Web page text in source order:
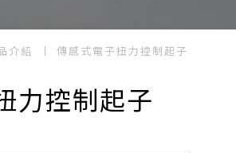
介紹 傳感式電子扭力控制起子
力控制起子